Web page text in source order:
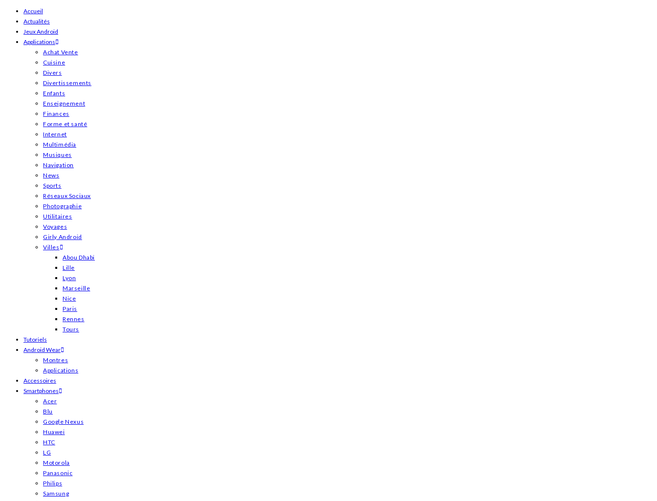
Skip
content
Accueil
Actualités
Jeux Android
Applications
Achat Vente
Cuisine
Divers
Divertissements
Enfants
Enseignement
Finances
Forme et santé
Internet
Multimédia
Musiques
Navigation
News
Sports
Réseaux Sociaux
Photographie
Utilitaires
Voyages
Girly Android
Villes
Abou Dhabi
Lille
Lyon
Marseille
Nice
Paris
Rennes
Tours
Tutoriels
Android Wear
Montres
Applications
Accessoires
Smartphones
Acer
Blu
Google Nexus
Huawei
HTC
LG
Motorola
Panasonic
Philips
Samsung